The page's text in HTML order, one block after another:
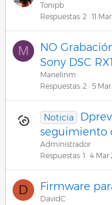
Tonipb
Respuestas 2 11
M
NO
Sony DSC
Manelinm
Respuestas 2 5
Noticia
seguimiento
Administrador
Respuestas 1 4 Mar
D Firmware
DavidC